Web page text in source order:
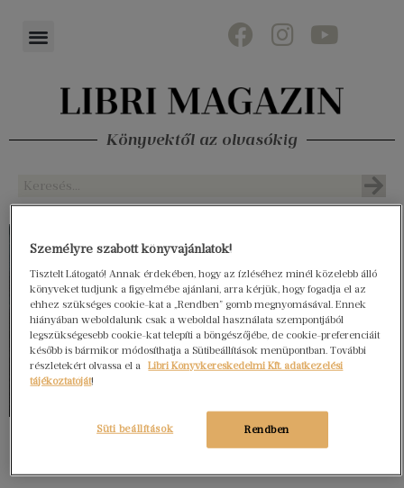
Könyvektől az olvasókig
Személyre szabott könyvajánlatok!
Tisztelt Látogató! Annak érdekében, hogy az ízléséhez minél közelebb álló
könyveket tudjunk a figyelmébe ajánlani, arra kérjük, hogy fogadja el az
ehhez szükséges cookie-kat a „Rendben” gomb megnyomásával. Ennek
hiányában weboldalunk csak a weboldal használata szempontjából
legszükségesebb cookie-kat telepíti a böngészőjébe, de cookie-preferenciáit
később is bármikor módosíthatja a Sütibeállítások menüpontban. További
részletekért olvassa el a
Libri Könyvkereskedelmi Kft. adatkezelési
tájékoztatóját!
Rendben
Süti beállítások